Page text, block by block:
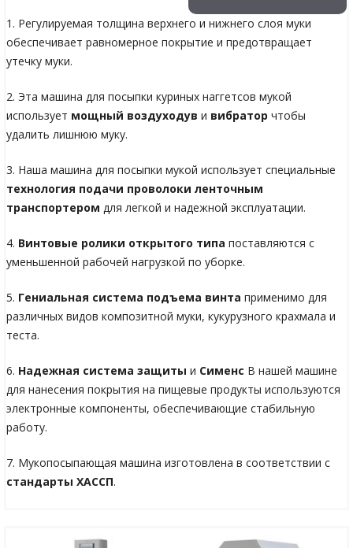
1. Регулируемая толщина верхнего и нижнего слоя муки
обеспечивает равномерное покрытие и предотвращает
утечку муки.
2. Эта машина для посыпки куриных наггетсов мукой
использует мощный воздуходув и вибратор чтобы
удалить лишнюю муку.
3. Наша машина для посыпки мукой использует специальные
технология подачи проволоки ленточным
транспортером для легкой и надежной эксплуатации.
4. Винтовые ролики открытого типа поставляются с
уменьшенной рабочей нагрузкой по уборке.
5. Гениальная система подъема винта применимо для
различных видов композитной муки, кукурузного крахмала и
теста.
6. Надежная система защиты и Сименс В нашей машине
для нанесения покрытия на пищевые продукты используются
электронные компоненты, обеспечивающие стабильную
работу.
7. Мукопосыпающая машина изготовлена в соответствии с
стандарты ХАССП.